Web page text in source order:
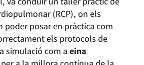
(RCP), on els
poder posar en pràctica com
els protocols de
simulació com a eina